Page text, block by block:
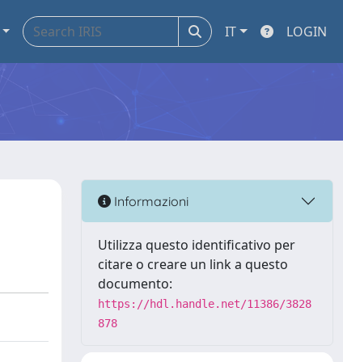
IT LOGIN
Informazioni
Utilizza questo identificativo per
citare o creare un link a questo
documento:
https://hdl.handle.net/11386/3828
878